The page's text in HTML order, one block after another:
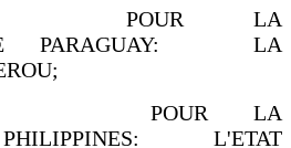
POUR LA
PARAGUAY: LA
POUR LA
PHILIPPINES: L'ETAT